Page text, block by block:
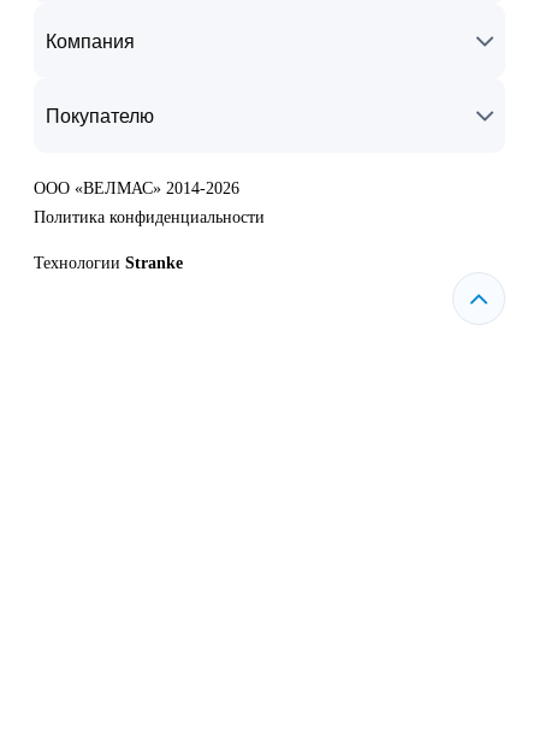
Компания
Покупателю
ООО «ВЕЛМАС» 2014-2026
Политика конфиденциальности
Технологии Stranke